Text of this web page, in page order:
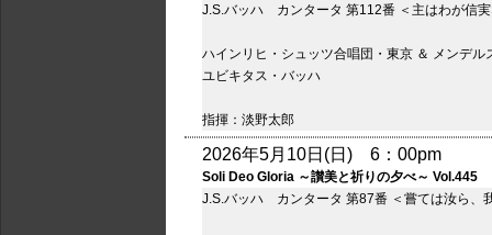
J.S.バッハ カンタータ 第112番 ＜主はわが信
ハインリヒ・シュッツ合唱団・東京 ＆ メンデル
ユビキタス・バッハ
指揮：淡野太郎
2026年5月10日(日) 6：00pm
Soli Deo Gloria ～讃美と祈りの夕べ～ Vol.445
J.S.バッハ カンタータ 第87番 ＜嘗ては汝ら、